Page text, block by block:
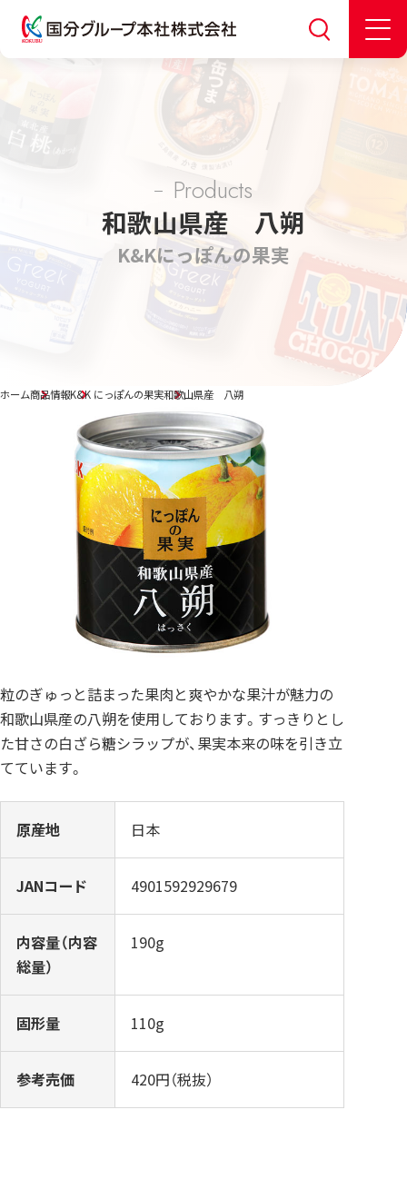
Products
和歌山県産 八朔
K&Kにっぽんの果実
ホーム商品情報K&K にっぽんの果実和歌山県産 八朔
粒のぎゅっと詰まった果肉と爽やかな果汁が魅力の
和歌山県産の八朔を使用しております。すっきりとし
た甘さの白ざら糖シラップが、果実本来の味を引き立
てています。
原産地 日本
JANコード 4901592929679
内容量（内容
総量）
190g
固形量 110g
参考売価 420円（税抜）